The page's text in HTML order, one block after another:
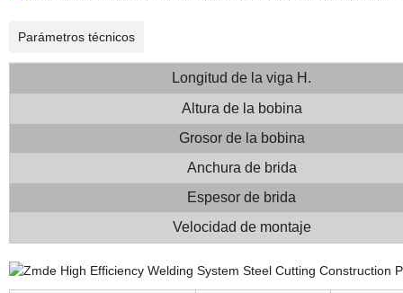
Parámetros técnicos
Longitud de la viga H.
Altura de la bobina
Grosor de la bobina
Anchura de brida
Espesor de brida
Velocidad de montaje